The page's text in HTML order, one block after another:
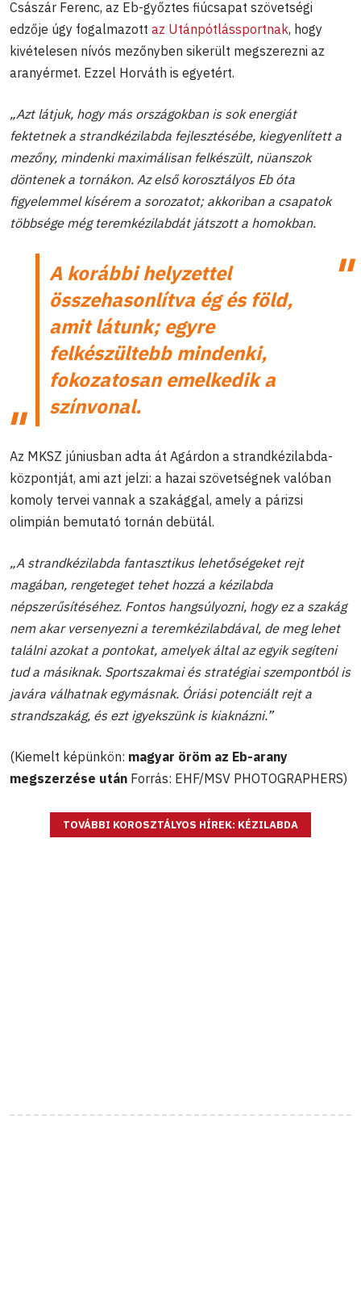
Császár Ferenc, az Eb-győztes fiúcsapat szövetségi
edzője úgy fogalmazott az Utánpótlássportnak, hogy
kivételesen nívós mezőnyben sikerült megszerezni az
aranyérmet. Ezzel Horváth is egyetért.
„Azt látjuk, hogy más országokban is sok energiát
fektetnek a strandkézilabda fejlesztésébe, kiegyenlített a
mezőny, mindenki maximálisan felkészült, nüanszok
döntenek a tornákon. Az első korosztályos Eb óta
figyelemmel kísérem a sorozatot; akkoriban a csapatok
többsége még teremkézilabdát játszott a homokban.
A korábbi helyzettel
összehasonlítva ég és föld,
amit látunk; egyre
felkészültebb mindenki,
fokozatosan emelkedik a
színvonal.
Az MKSZ júniusban adta át Agárdon a strandkézilabda-
központját, ami azt jelzi: a hazai szövetségnek valóban
komoly tervei vannak a szakággal, amely a párizsi
olimpián bemutató tornán debütál.
„A strandkézilabda fantasztikus lehetőségeket rejt
magában, rengeteget tehet hozzá a kézilabda
népszerűsítéséhez. Fontos hangsúlyozni, hogy ez a szakág
nem akar versenyezni a teremkézilabdával, de meg lehet
találni azokat a pontokat, amelyek által az egyik segíteni
tud a másiknak. Sportszakmai és stratégiai szempontból is
javára válhatnak egymásnak. Óriási potenciált rejt a
strandszakág, és ezt igyekszünk is kiaknázni.”
(Kiemelt képünkön: magyar öröm az Eb-arany
megszerzése után Forrás: EHF/MSV PHOTOGRAPHERS)
TOVÁBBI KOROSZTÁLYOS HÍREK: KÉZILABDA